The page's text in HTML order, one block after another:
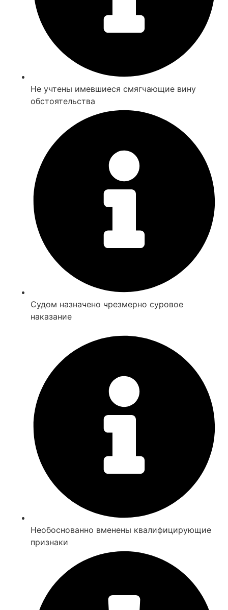
Не учтены имевшиеся смягчающие вину
обстоятельства
Судом назначено чрезмерно суровое
наказание
Необоснованно вменены квалифицирующие
признаки